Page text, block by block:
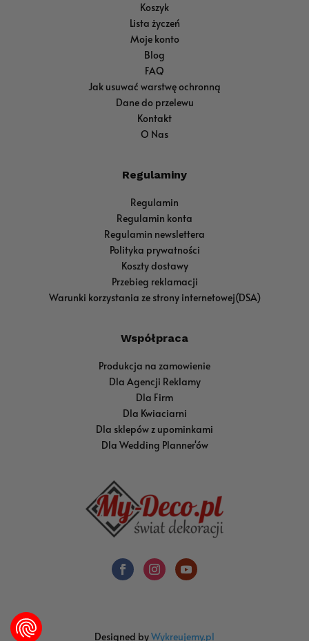
Koszyk
Lista życzeń
Moje konto
Blog
FAQ
Jak usuwać warstwę ochronną
Dane do przelewu
Kontakt
O Nas
Regulaminy
Regulamin
Regulamin konta
Regulamin newslettera
Polityka prywatności
Koszty dostawy
Przebieg reklamacji
Warunki korzystania ze strony internetowej(DSA)
Współpraca
Produkcja na zamowienie
Dla Agencji Reklamy
Dla Firm
Dla Kwiaciarni
Dla sklepów z upominkami
Dla Wedding Planner'ów
Designed byWykreujemy.pl